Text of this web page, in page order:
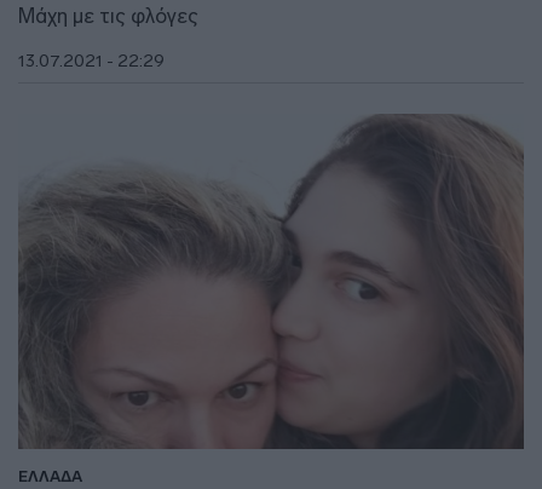
Μάχη με τις φλόγες
13.07.2021 - 22:29
ΕΛΛΑΔΑ